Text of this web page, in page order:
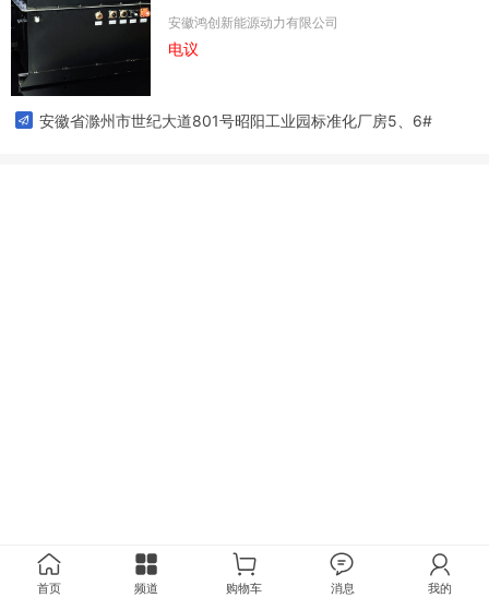
安徽鸿创新能源动力有限公司
电议
安徽省滁州市世纪大道801号昭阳工业园标准化厂房5、6#
首页 频道 购物车 消息 我的